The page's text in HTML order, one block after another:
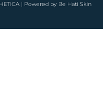
| Powered by Be Hati Skin